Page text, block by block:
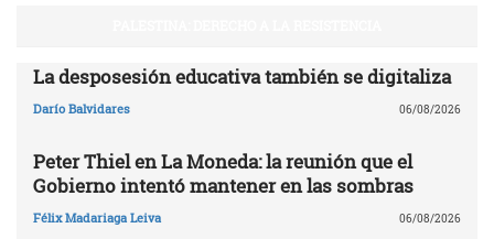
La desposesión educativa también se digitaliza
Darío Balvidares 06/08/2026
Peter Thiel en La Moneda: la reunión que el
Gobierno intentó mantener en las sombras
Félix Madariaga Leiva 06/08/2026